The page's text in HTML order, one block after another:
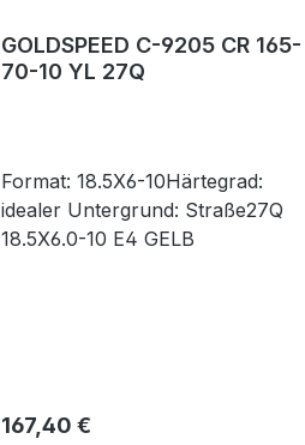
GOLDSPEED C-9205 CR 165-
70-10 YL 27Q
Format: 18.5X6-10Härtegrad:
idealer Untergrund: Straße27Q
18.5X6.0-10 E4 GELB
Regulärer Preis:
167,40 €